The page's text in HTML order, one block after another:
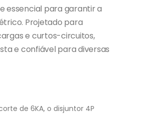
essencial para garantir a
Projetado para
e curtos-circuitos,
e confiável para diversas
de 6KA, o disjuntor 4P